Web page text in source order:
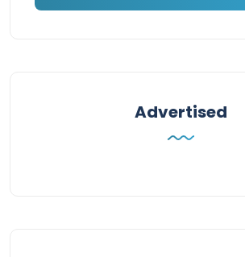
Advertised